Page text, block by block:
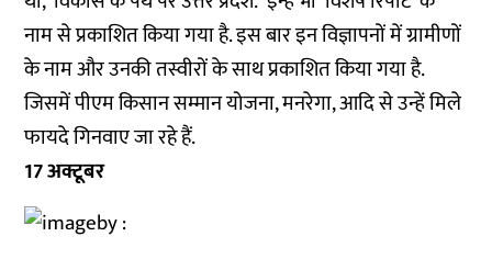
नाम से प्रकाशित किया गया है. इस बार इन विज्ञापनों में ग्रामीणों
के नाम और उनकी तस्वीरों के साथ प्रकाशित किया गया है.
जिसमें पीएम किसान सम्मान योजना, मनरेगा, आदि से उन्हें मिले
फायदे गिनवाए जा रहे हैं.
17 अक्टूबर